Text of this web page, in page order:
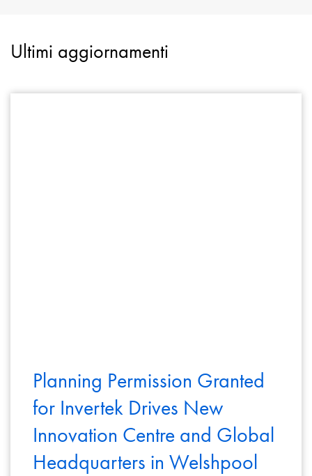
Ultimi aggiornamenti
Planning Permission Granted
for Invertek Drives New
Innovation Centre and Global
Headquarters in Welshpool